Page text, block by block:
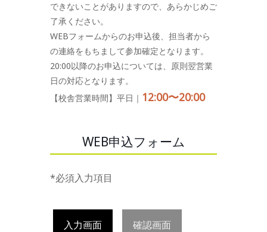
できないことがありますので、あらかじめご
了承ください。
WEBフォームからのお申込後、担当者から
の連絡をもちまして参加確定となります。
20:00以降のお申込については、原則翌営業
日の対応となります。
【校舎営業時間】平日｜ 12:00〜20:00
WEB申込フォーム
*必須入力項目
入力画面 確認画面